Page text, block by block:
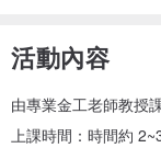
活動內容
由專業金工老師教授
上課時間：時間約